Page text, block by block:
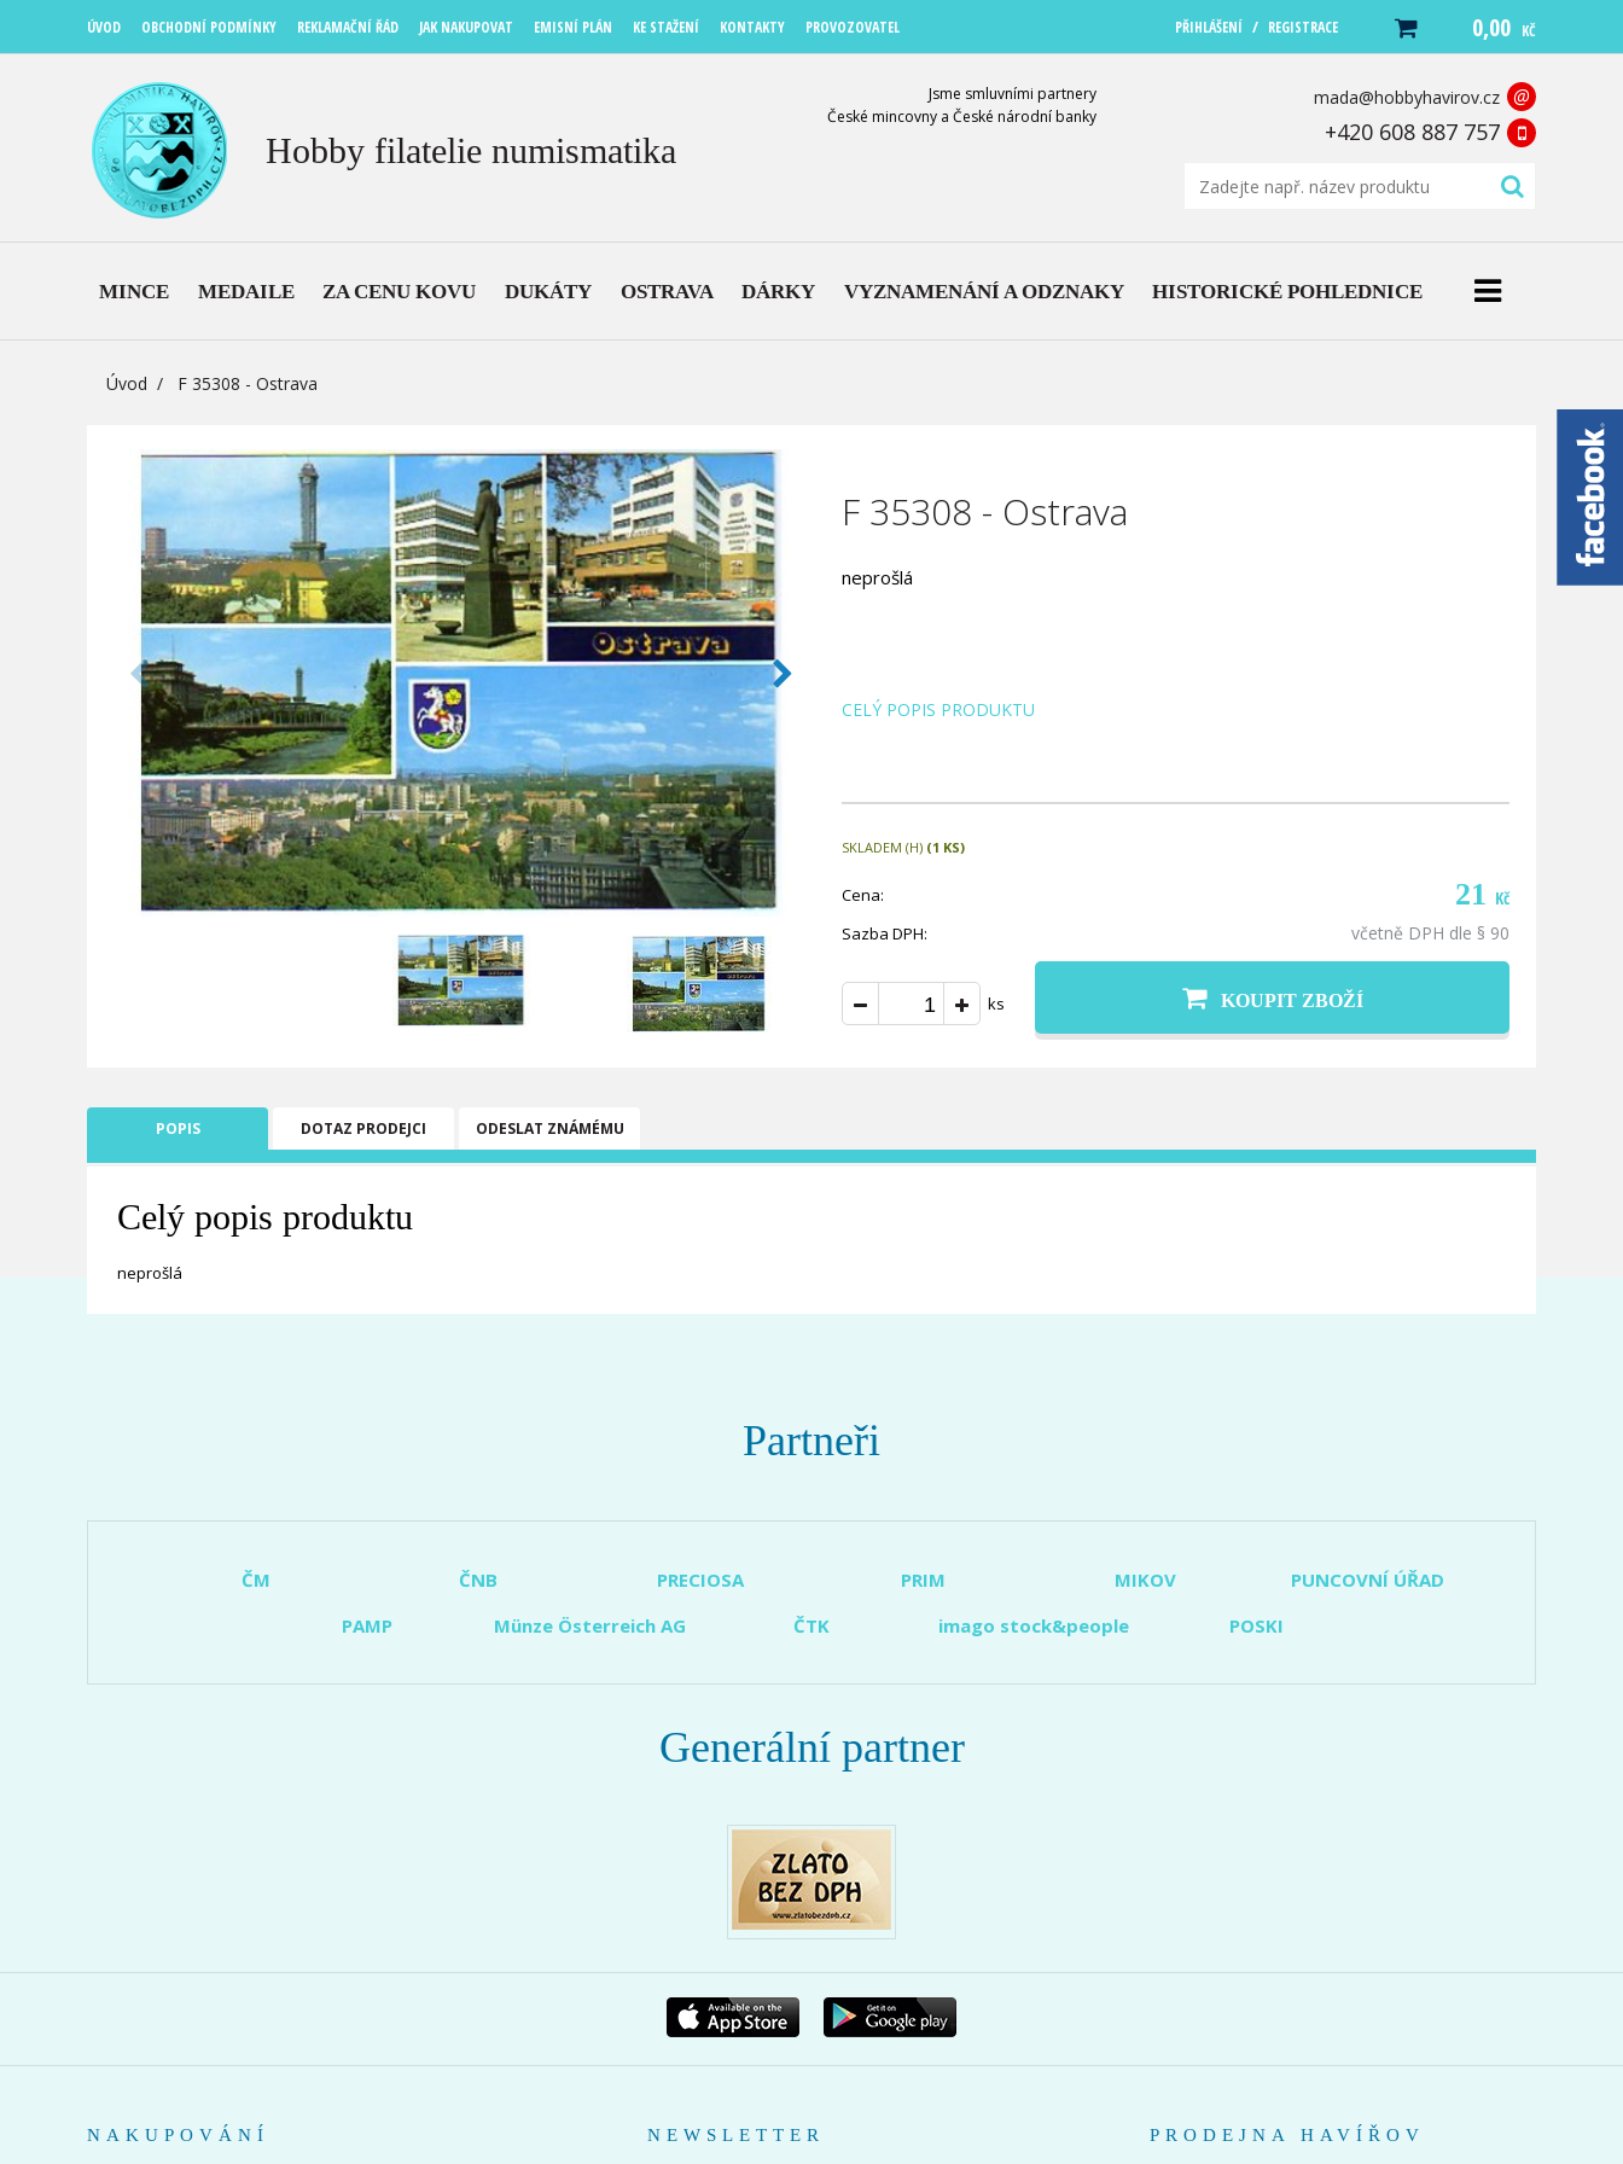
ÚVOD OBCHODNÍ PODMÍNKY REKLAMAČNÍ ŘÁD JAK NAKUPOVAT EMISNÍ PLÁN KE STAŽENÍ KONTAKTY PROVOZOVATEL PŘIHLÁŠENÍ / REGISTRACE 0,00 KČ
Hobby filatelie numismatika
Jsme smluvními partnery
České mincovny a České národní banky
mada@hobbyhavirov.cz @
+420 608 887 757
MINCE MEDAILE ZA CENU KOVU DUKÁTY OSTRAVA DÁRKY VYZNAMENÁNÍ A ODZNAKY HISTORICKÉ POHLEDNICE
Úvod F 35308 - Ostrava
F 35308 - Ostrava
neprošlá
CELÝ POPIS PRODUKTU
SKLADEM (H) (1 KS)
Cena: 21 Kč
Sazba DPH: včetně DPH dle § 90
ks KOUPIT ZBOŽÍ
POPIS DOTAZ PRODEJCI ODESLAT ZNÁMÉMU
Celý popis produktu
neprošlá
Partneři
ČM ČNB PRECIOSA PRIM MIKOV
PUNCOVNÍ ÚŘAD
PAMP
Münze Österreich AG ČTK imago stock&people POSKI
Generální partner
NAKUPOVÁNÍ NEWSLETTER PRODEJNA HAVÍŘOV